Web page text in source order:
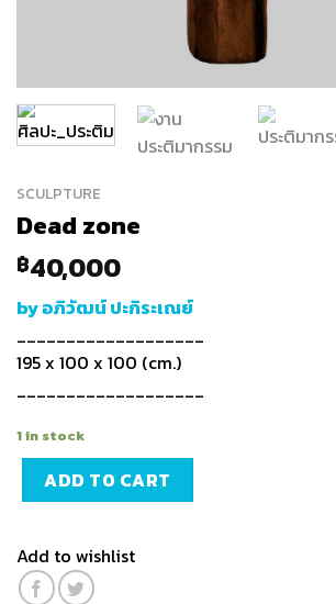
SCULPTURE
Dead zone
฿40,000
by อภิวัฒน์ ปะกิระเณย์
___________________
195 x 100 x 100 (cm.)
___________________
1 in stock
ADD TO CART
Add to wishlist